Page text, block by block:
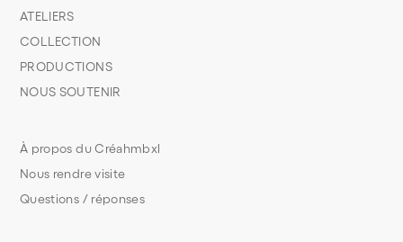
À propos du Créahmbxl
Nous rendre visite
Questions / réponses
ATELIERS
COLLECTION
PRODUCTIONS
NOUS SOUTENIR